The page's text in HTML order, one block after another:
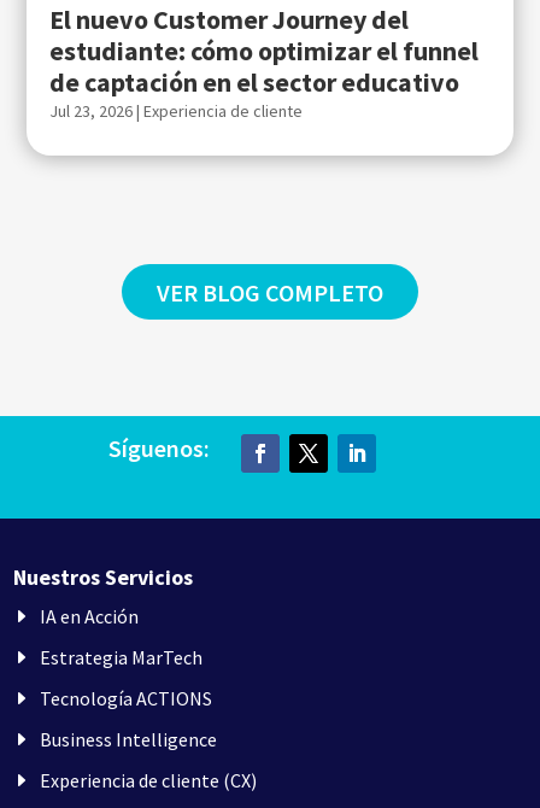
El nuevo Customer Journey del
estudiante: cómo optimizar el funnel
de captación en el sector educativo
Jul 23, 2026|Experiencia de cliente
VER BLOG COMPLETO
Síguenos:
Nuestros Servicios
IA en Acción
Estrategia MarTech
Tecnología ACTIONS
Business Intelligence
Experiencia de cliente (CX)